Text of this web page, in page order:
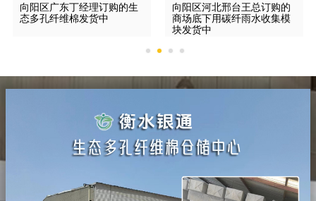
向阳区广东丁经理订购的生
态多孔纤维棉发货中
向阳区河北邢台王总订购的
商场底下用碳纤雨水收集模
块发货中